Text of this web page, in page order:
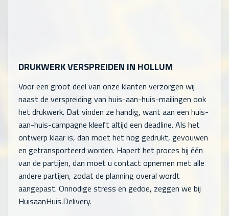
DRUKWERK VERSPREIDEN IN HOLLUM
Voor een groot deel van onze klanten verzorgen wij
naast de verspreiding van huis-aan-huis-mailingen ook
het drukwerk. Dat vinden ze handig, want aan een huis-
aan-huis-campagne kleeft altijd een deadline. Als het
ontwerp klaar is, dan moet het nog gedrukt, gevouwen
en getransporteerd worden. Hapert het proces bij één
van de partijen, dan moet u contact opnemen met alle
andere partijen, zodat de planning overal wordt
aangepast. Onnodige stress en gedoe, zeggen we bij
HuisaanHuis.Delivery.